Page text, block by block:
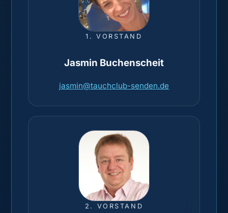
1. VORSTAND
Jasmin Buchenscheit
jasmin@tauchclub-senden.de
2. VORSTAND